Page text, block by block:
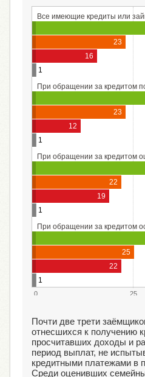
Все имеющие кредиты или
23
16
1
При обращении за кредитом
23
12
1
При обращении за кредитом
22
19
1
При обращении за кредитом
25
22
1
0 25
Почти две трети
отнесшихся к получению
просчитавших доходы и
период выплат, не
кредитными платежами в
Среди оценивших